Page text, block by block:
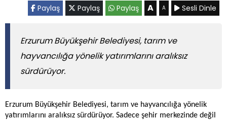
Paylaş Paylaş Paylaş A A Sesli Dinle
​​​​​​​Erzurum Büyükşehir Belediyesi, tarım ve
hayvancılığa yönelik yatırımlarını aralıksız
sürdürüyor.
Erzurum Büyükşehir Belediyesi, tarım ve hayvancılığa yönelik
yatırımlarını aralıksız sürdürüyor. Sadece şehir merkezinde değil